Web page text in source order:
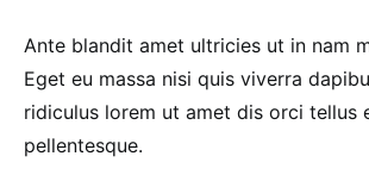
Ante blandit amet ultricies ut in nam
Eget eu massa nisi quis viverra
ridiculus lorem ut amet dis orci tellus
pellentesque.